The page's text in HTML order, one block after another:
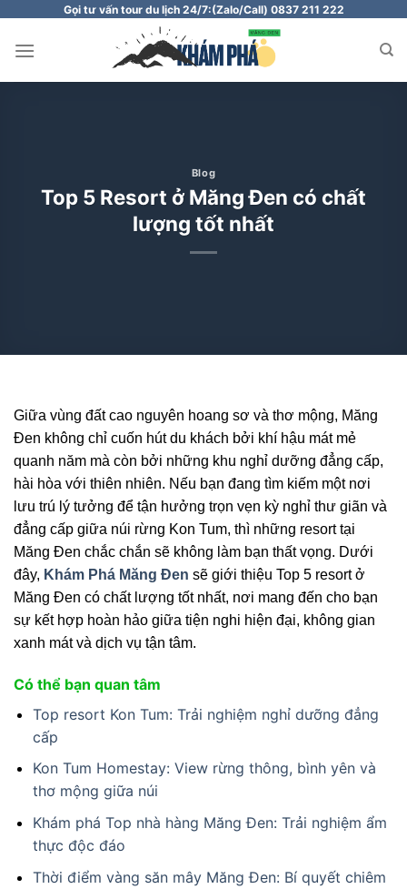
nội
dung
Gọi tư vấn tour du lịch 24/7:(Zalo/Call) 0837 211 222
Blog
Top 5 Resort ở Măng Đen có chất
lượng tốt nhất
Giữa vùng đất cao nguyên hoang sơ và thơ mộng, Măng
Đen không chỉ cuốn hút du khách bởi khí hậu mát mẻ
quanh năm mà còn bởi những khu nghỉ dưỡng đẳng cấp,
hài hòa với thiên nhiên. Nếu bạn đang tìm kiếm một nơi
lưu trú lý tưởng để tận hưởng trọn vẹn kỳ nghỉ thư giãn và
đẳng cấp giữa núi rừng Kon Tum, thì những resort tại
Măng Đen chắc chắn sẽ không làm bạn thất vọng. Dưới
đây, Khám Phá Măng Đen sẽ giới thiệu Top 5 resort ở
Măng Đen có chất lượng tốt nhất, nơi mang đến cho bạn
sự kết hợp hoàn hảo giữa tiện nghi hiện đại, không gian
xanh mát và dịch vụ tận tâm.
Có thể bạn quan tâm
Top resort Kon Tum: Trải nghiệm nghỉ dưỡng đẳng
cấp
Kon Tum Homestay: View rừng thông, bình yên và
thơ mộng giữa núi
Khám phá Top nhà hàng Măng Đen: Trải nghiệm ẩm
thực độc đáo
Thời điểm vàng săn mây Măng Đen: Bí quyết chiêm